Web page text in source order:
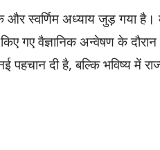
स्वर्णिम अध्याय जुड़ गया है।
गए वैज्ञानिक अन्वेषण के दौरान
दी है, बल्कि भविष्य में